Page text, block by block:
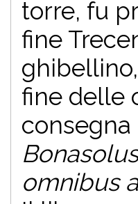
torre, fu
fine
fine delle
omnibus